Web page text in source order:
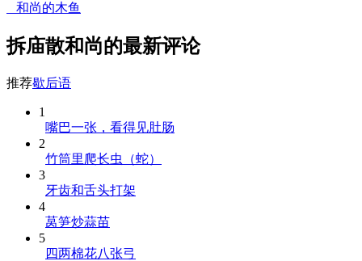
和尚的木鱼
拆庙散和尚的最新评论
推荐歇后语
1
嘴巴一张，看得见肚肠
2
竹筒里爬长虫（蛇）
3
牙齿和舌头打架
4
莴笋炒蒜苗
5
四两棉花八张弓